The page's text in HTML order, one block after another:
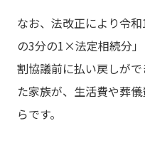
なお、法改正により令
の3分の1×法定相続分
割協議前に払い戻しが
た家族が、生活費や葬
らです。